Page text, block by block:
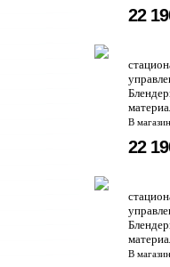
22
В
22
В